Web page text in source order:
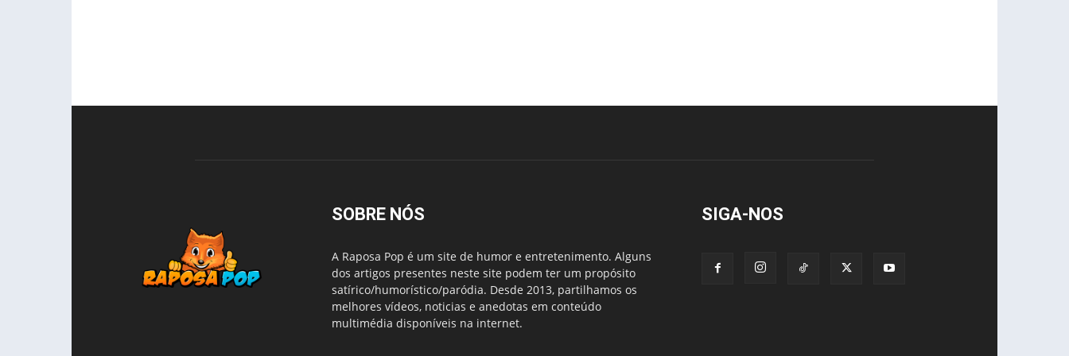
SOBRE NÓS
A Raposa Pop é um site de humor e entretenimento. Alguns
dos artigos presentes neste site podem ter um propósito
satírico/humorístico/paródia. Desde 2013, partilhamos os
melhores vídeos, noticias e anedotas em conteúdo
multimédia disponíveis na internet.
SIGA-NOS